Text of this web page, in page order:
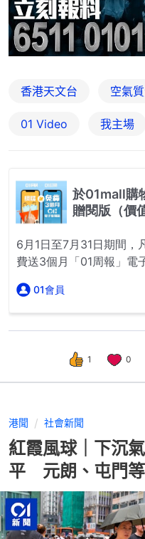
香港天文台 空氣
01 Video 我主場
1 0
港聞 社會新聞
紅霞風球｜下沉
平 元朗、屯門等